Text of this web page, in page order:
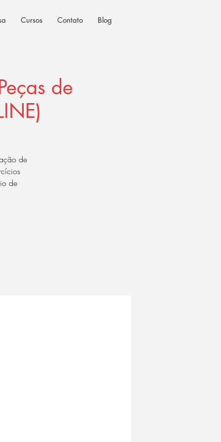
Cursos Contato Blog
de
de
de